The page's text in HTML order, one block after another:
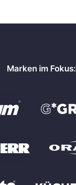
Marken im Fokus: